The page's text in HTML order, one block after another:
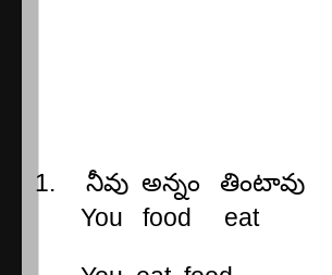
1. నీవు అన్నం
తింటావు
You
food eat